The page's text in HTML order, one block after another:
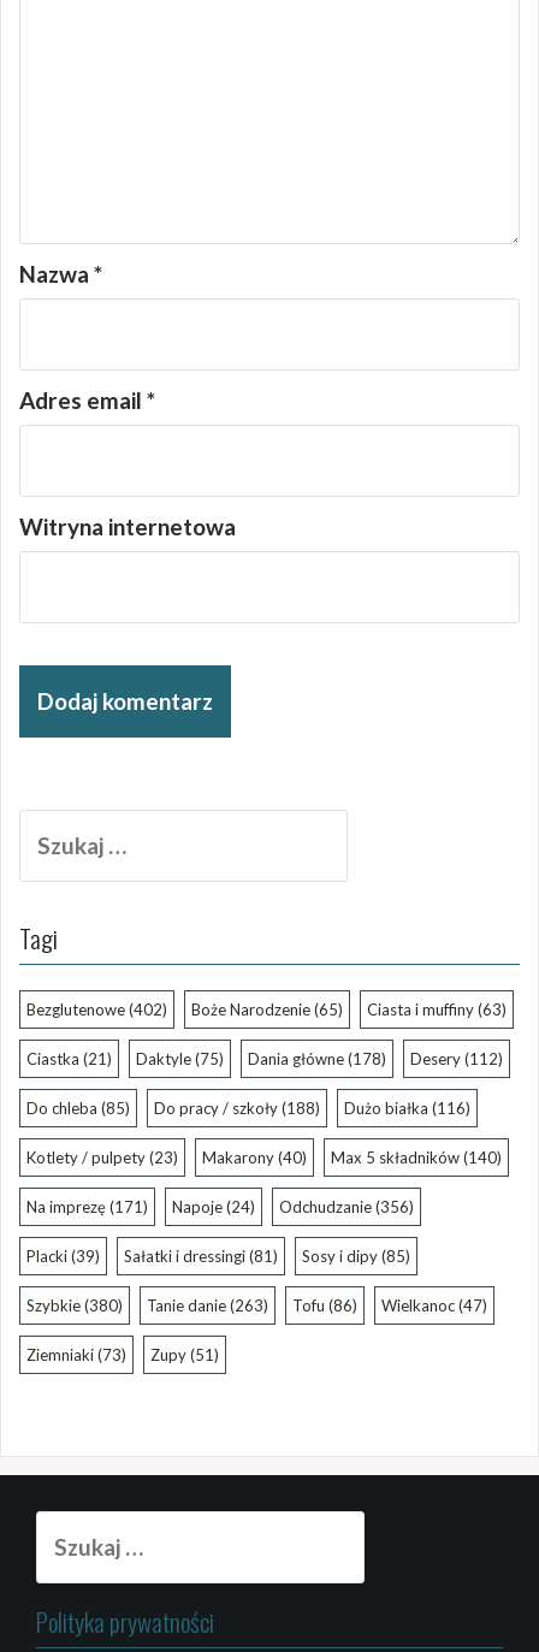
Nazwa *
Adres email *
Witryna internetowa
Tagi
Bezglutenowe(402) Boże Narodzenie(65) Ciasta i muffiny(63)
Ciastka (21) Daktyle(75) Dania główne(178) Desery(112)
Do chleba (85) Do pracy / szkoły(188) Dużo białka (116)
Kotlety / pulpety(23) Makarony(40) Max 5 składników(140)
Na imprezę(171) Napoje(24) Odchudzanie(356)
Placki(39) Sałatki i dressingi(81) Sosy i dipy(85)
Szybkie(380) Tanie danie(263) Tofu (86) Wielkanoc(47)
Ziemniaki(73) Zupy(51)
Polityka prywatności